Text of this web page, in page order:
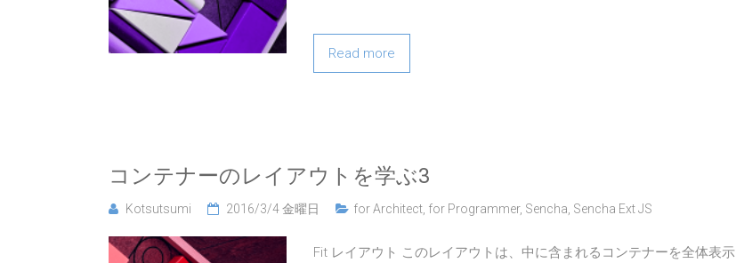
Read more
コンテナーのレイアウトを学ぶ3
Kotsutsumi 2016/3/4 金曜日 for Architect for Programmer, Sencha Sencha Ext JS
Fit レイアウト このレイアウトは、中に含まれるコンテナーを全体表示